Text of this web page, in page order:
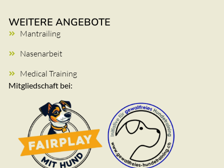
WEITERE ANGEBOTE
Mantrailing
Nasenarbeit
Medical Training
Mitgliedschaft bei: